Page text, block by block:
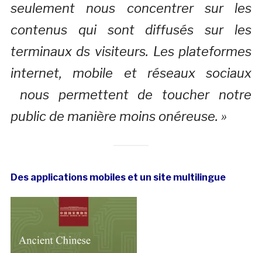
seulement nous concentrer sur les
contenus qui sont diffusés sur les
terminaux ds visiteurs. Les plateformes
internet, mobile et réseaux sociaux
nous permettent de toucher notre
public de manière moins onéreuse. »
Des applications mobiles et un site multilingue